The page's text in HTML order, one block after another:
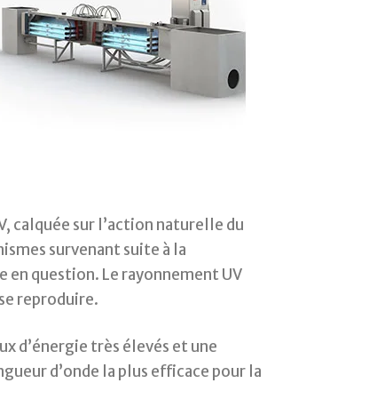
calquée sur l’action naturelle du
survenant suite à la
question. Le rayonnement UV
reproduire.
d’énergie très élevés et une
d’onde la plus efficace pour la